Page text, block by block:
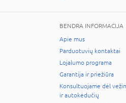
BENDRA INFORMACIJA
Apie mus
Parduotuvių kontaktai
Lojalumo programa
Garantija ir priežiūra
Konsultuojame dėl
ir autokėdučių